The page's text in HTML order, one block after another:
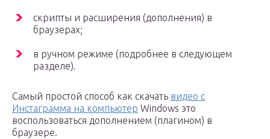
скрипты и расширения (дополнения) в
браузерах;
в ручном режиме (подробнее в следующем
разделе).
Самый простой способ как скачать видео с
Инстаграмма на компьютер Windows это
воспользоваться дополнением (плагином) в
браузере.